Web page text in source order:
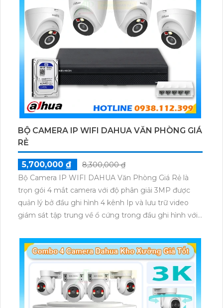
BỘ CAMERA IP WIFI DAHUA VĂN PHÒNG GIÁ
RẺ
5,700,000 ₫
8,300,000 ₫
Bộ Camera IP WIFI DAHUA Văn Phòng Giá Rẻ là
trọn gói 4 mắt camera với độ phân giải 3MP được
quản lý bở đầu ghi hình 4 kênh Ip và lưu trữ video
giám sát tập trung về ổ cứng trong đầu ghi hình với
động, đàm thoại âm thanh 2 chiều và giám sát có
màu vào ban đêm